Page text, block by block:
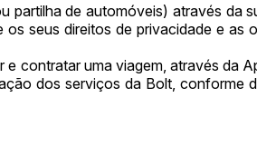
partilha de automóveis) através da
seus direitos de privacidade e as
contratar uma viagem, através da
dos serviços da Bolt, conforme